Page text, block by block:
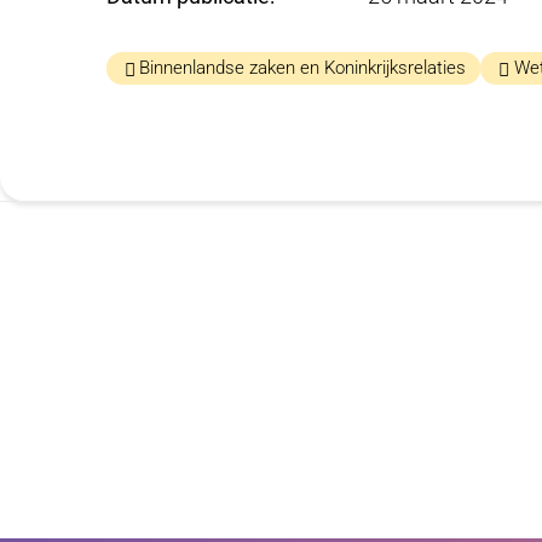
Binnenlandse zaken en Koninkrijksrelaties